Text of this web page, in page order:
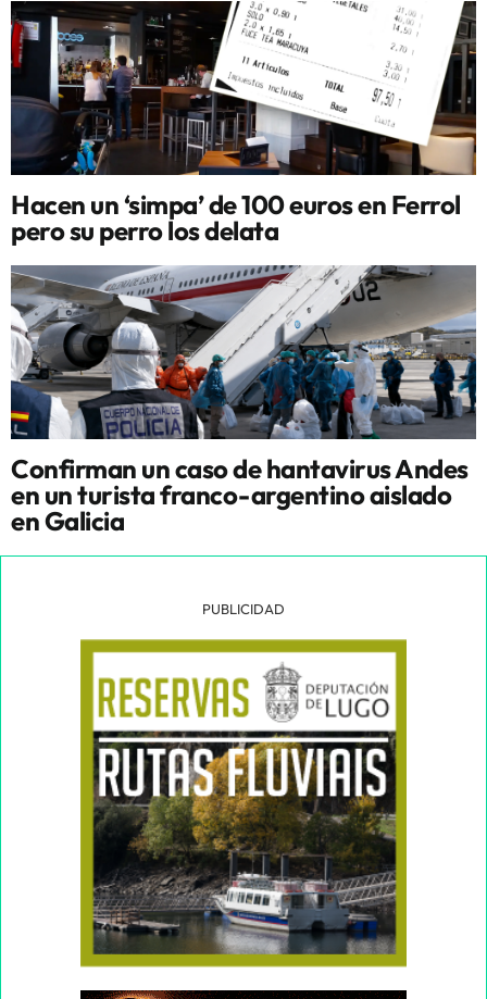
Hacen un ‘simpa’ de 100 euros en Ferrol
pero su perro los delata
Confirman un caso de hantavirus Andes
en un turista franco-argentino aislado
en Galicia
PUBLICIDAD